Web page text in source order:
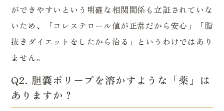
ができやすいという明確な相関関係も立証されていな
いため、「コレステロール値が正常だから安心」「脂
抜きダイエットをしたから治る」というわけではあり
ません。
Q2. 胆嚢ポリープを溶かすような「薬」は
ありますか？